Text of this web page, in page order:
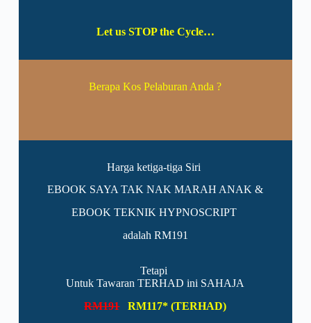
Let us STOP the Cycle…
Berapa Kos Pelaburan Anda ?
Harga ketiga-tiga Siri
EBOOK SAYA TAK NAK MARAH ANAK &
EBOOK TEKNIK HYPNOSCRIPT
adalah RM191
Tetapi
Untuk Tawaran TERHAD ini SAHAJA
RM191
RM117* (TERHAD)